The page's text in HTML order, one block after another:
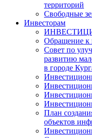
территорий
Свободные
Инвесторам
Обращение к
Совет по
развитию
в городе
План
объектов